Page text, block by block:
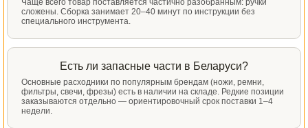
Чаще всего товар поставляется частично разобранным: ручки
сложены. Сборка занимает 20–40 минут по инструкции без
специального инструмента.
Есть ли запасные части в Беларуси?
Основные расходники по популярным брендам (ножи, ремни,
фильтры, свечи, фрезы) есть в наличии на складе. Редкие позиции
заказываются отдельно — ориентировочный срок поставки 1–4
недели.